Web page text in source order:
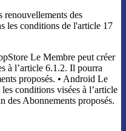
renouvellements des
les conditions de l'article 17
Le Membre peut créer
à l’article 6.1.2. Il pourra
proposés. • Android Le
conditions visées à l’article
des Abonnements proposés.